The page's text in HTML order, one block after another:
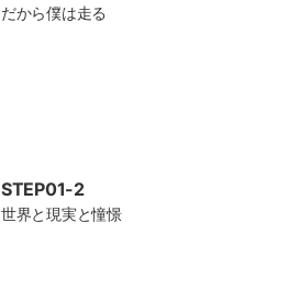
だから僕は走る
STEP01-2
世界と現実と憧憬